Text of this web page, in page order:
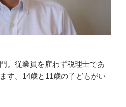
。従業員を雇わず税理士であ
す。14歳と11歳の子どもがい